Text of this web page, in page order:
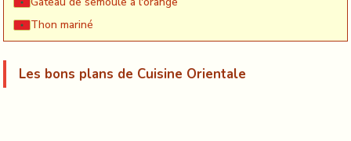
Thon mariné
Les bons plans de Cuisine Orientale